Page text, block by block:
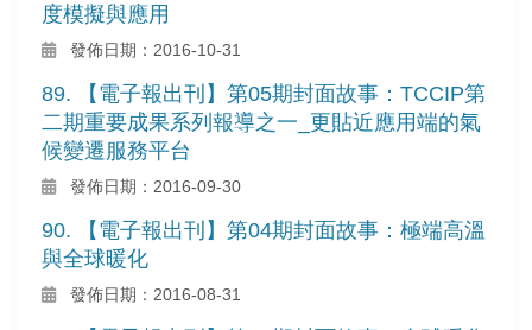
度模擬與應用
發佈日期：2016-10-31
89. 【電子報出刊】第05期封面故事：TCCIP第
二期重要成果系列報導之一_更貼近應用端的氣
候變遷服務平台
發佈日期：2016-09-30
90. 【電子報出刊】第04期封面故事：極端高溫
與全球暖化
發佈日期：2016-08-31